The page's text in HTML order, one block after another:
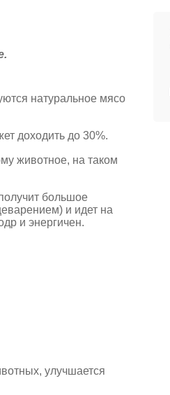
натуральное мясо
доходить до 30%.
животное, на таком
большое
и идет на
и энергичен.
улучшается